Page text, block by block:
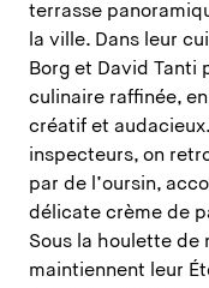
terrasse
la ville. Dans leur
Borg et David Tanti
culinaire raffinée,
créatif et
inspecteurs, on
par de l’oursin,
délicate crème de
Sous la houlette de
maintiennent leur